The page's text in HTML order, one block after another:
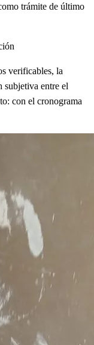
trámite de último
verificables, la
subjetiva entre el
con el cronograma